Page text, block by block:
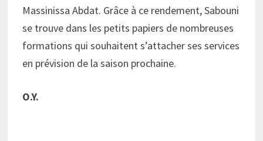
Massinissa Abdat. Grâce à ce rendement, Sabouni
se trouve dans les petits papiers de nombreuses
formations qui souhaitent s’attacher ses services
en prévision de la saison prochaine.
O.Y.